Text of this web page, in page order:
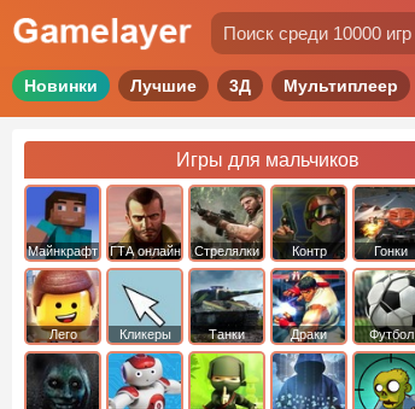
Новинки Лучшие 3Д Мультиплеер
Игры для мальчиков
Майнкрафт ГТА онлайн Стрелялки
Контр
Страйк
Гонки
Лего Кликеры Танки Драки Футбол